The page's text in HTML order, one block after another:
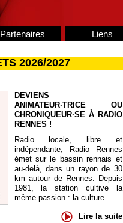
Partenaires Liens
2026/2027
DEVIENS
ANIMATEUR·TRICE OU
CHRONIQUEUR·SE À RADIO
RENNES !
Radio locale, libre et
indépendante, Radio Rennes
émet sur le bassin rennais et
au-delà, dans un rayon de 30
km autour de Rennes. Depuis
1981, la station cultive la
même passion : la culture...
Lire la suite